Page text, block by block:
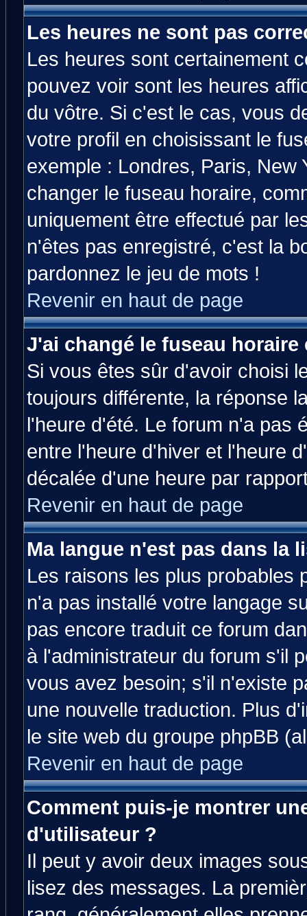
Les heures ne sont pas
Les heures sont certainement
pouvez voir sont les heures
du vôtre. Si c'est le cas, vous
votre profil en choisissant le
exemple : Londres, Paris, New
changer le fuseau horaire,
uniquement être effectué par
n'êtes pas enregistré, c'est la
pardonnez le jeu de mots !
Revenir en haut de page
J'ai changé le fuseau
Si vous êtes sûr d'avoir choisi
toujours différente, la réponse
l'heure d'été. Le forum n'a pas
entre l'heure d'hiver et l'heure
décalée d'une heure par
Revenir en haut de page
Ma langue n'est pas dans la
Les raisons les plus probables
n'a pas installé votre langage
pas encore traduit ce forum
à l'administrateur du forum s'il
vous avez besoin; s'il n'existe
une nouvelle traduction. Plus
le site web du groupe phpBB
Revenir en haut de page
Comment puis-je montrer
d'utilisateur ?
Il peut y avoir deux images
lisez des messages. La